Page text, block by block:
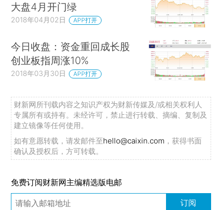
大盘4月开门绿
2018年04月02日 APP打开
今日收盘：资金重回成长股
创业板指周涨10%
2018年03月30日 APP打开
财新网所刊载内容之知识产权为财新传媒及/或相关权利人
专属所有或持有。未经许可，禁止进行转载、摘编、复制及
建立镜像等任何使用。
如有意愿转载，请发邮件至hello@caixin.com ，获得书面
确认及授权后，方可转载。
免费订阅财新网主编精选版电邮
订阅